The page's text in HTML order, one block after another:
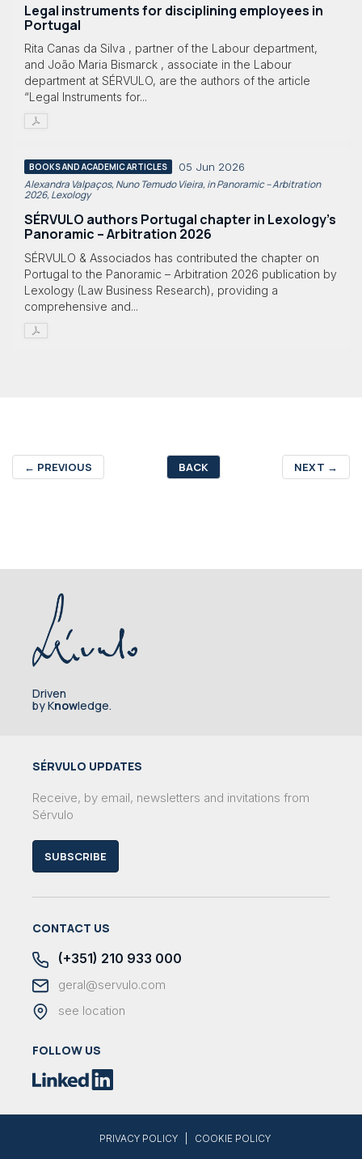
Legal instruments for disciplining employees in
Portugal
Rita Canas da Silva , partner of the Labour department,
and João Maria Bismarck , associate in the Labour
department at SÉRVULO, are the authors of the article
“Legal Instruments for...
BOOKS AND ACADEMIC ARTICLES 05 Jun 2026
Alexandra Valpaços, Nuno Temudo Vieira, in Panoramic – Arbitration
2026, Lexology
SÉRVULO authors Portugal chapter in Lexology's
Panoramic – Arbitration 2026
SÉRVULO & Associados has contributed the chapter on
Portugal to the Panoramic – Arbitration 2026 publication by
Lexology (Law Business Research), providing a
comprehensive and...
← PREVIOUS BACK NEXT →
Driven
by Knowledge.
SÉRVULO UPDATES
Receive, by email, newsletters and invitations from
Sérvulo
SUBSCRIBE
CONTACT US
(+351) 210 933 000
geral@servulo.com
see location
FOLLOW US
PRIVACY POLICY COOKIE POLICY